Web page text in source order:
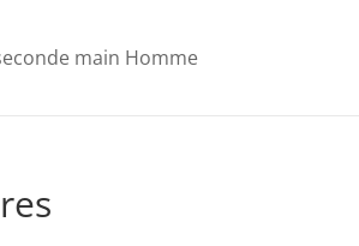
main Homme